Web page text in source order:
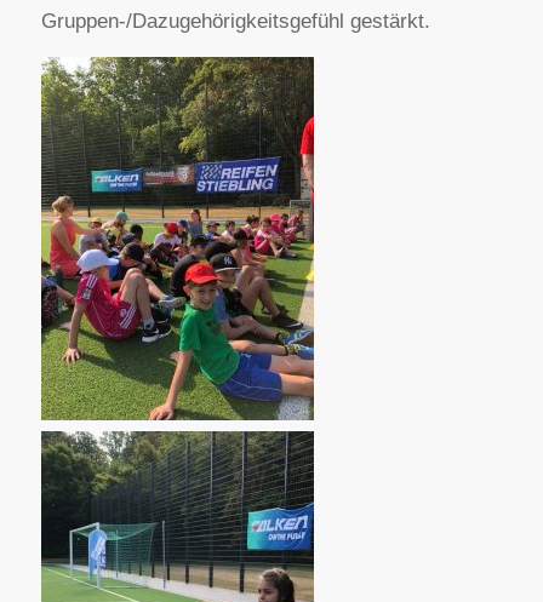
Gruppen-/Dazugehörigkeitsgefühl gestärkt.